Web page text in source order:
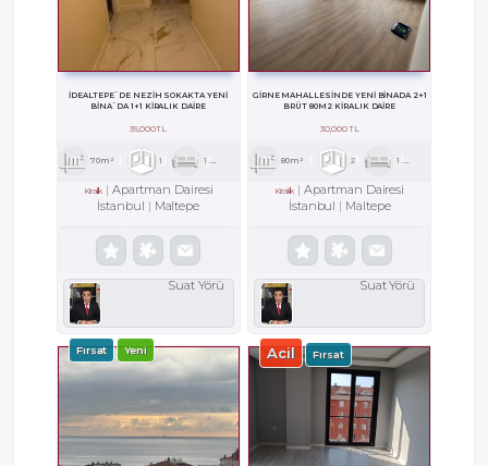
İDEALTEPE`DE NEZİH SOKAKTA YENİ
BİNA`DA 1+1 KİRALIK DAİRE
35,000 TL
70m² 1 1
Kiralık
Apartman Dairesi
İstanbul
Maltepe
Suat Yörü
GİRNE MAHALLESİNDE YENİ BİNADA 2+1
BRÜT 80M2 KİRALIK DAİRE
30,000 TL
80m² 2 1
Kiralık
Apartman Dairesi
İstanbul
Maltepe
Suat Yörü
Fırsat Yeni Acil Fırsat